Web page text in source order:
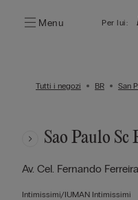
Menu Per lui:
Tutti i negozi BR San
Sao Paulo
Av. Cel. Fernando
Intimissimi/IUMAN Intimissimi